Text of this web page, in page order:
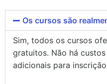
Os cursos são
Sim, todos os cursos
gratuitos. Não há
adicionais para